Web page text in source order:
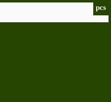
pcs